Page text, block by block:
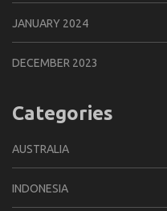
JANUARY 2024
DECEMBER 2023
Categories
AUSTRALIA
INDONESIA